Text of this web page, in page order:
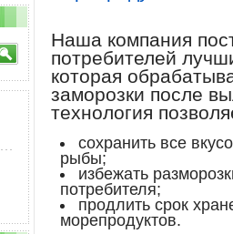
Наша компания
потребителей
которая
заморозки после
технология
сохранить все
рыбы;
избежать
потребителя;
продлить срок
морепродуктов.